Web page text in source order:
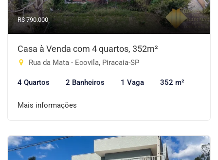
R$ 790.000
Casa à Venda com 4 quartos, 352m²
Rua da Mata - Ecovila, Piracaia-SP
4 Quartos 2 Banheiros 1 Vaga 352 m²
Mais informações